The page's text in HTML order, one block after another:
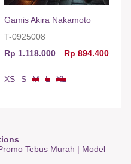
Gamis Akira Nakamoto
T-0925008
Rp 1.118.000
Rp 894.400
XS S M L XL
Tebus Murah | Model